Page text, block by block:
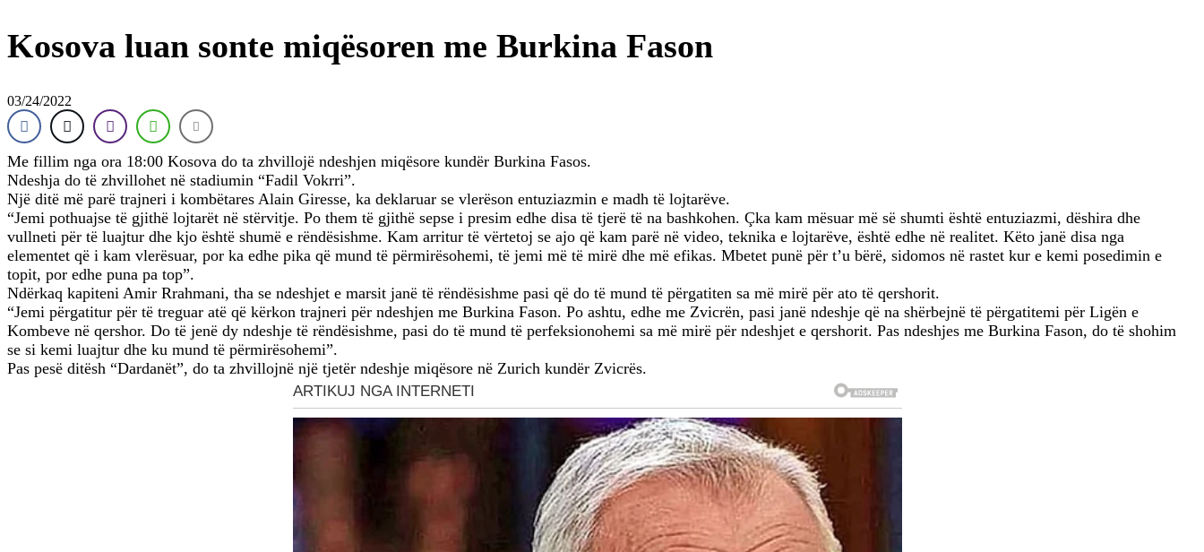
Kosova luan sonte miqësoren me Burkina Fason
03/24/2022
Me fillim nga ora 18:00 Kosova do ta zhvillojë ndeshjen miqësore kundër Burkina Fasos.
Ndeshja do të zhvillohet në stadiumin “Fadil Vokrri”.
Një ditë më parë trajneri i kombëtares Alain Giresse, ka deklaruar se vlerëson entuziazmin e madh të lojtarëve.
“Jemi pothuajse të gjithë lojtarët në stërvitje. Po them të gjithë sepse i presim edhe disa të tjerë të na bashkohen. Çka kam mësuar më së shumti është entuziazmi, dëshira dhe
vullneti për të luajtur dhe kjo është shumë e rëndësishme. Kam arritur të vërtetoj se ajo që kam parë në video, teknika e lojtarëve, është edhe në realitet. Këto janë disa nga
elementet që i kam vlerësuar, por ka edhe pika që mund të përmirësohemi, të jemi më të mirë dhe më efikas. Mbetet punë për t’u bërë, sidomos në rastet kur e kemi posedimin e
topit, por edhe puna pa top”.
Ndërkaq kapiteni Amir Rrahmani, tha se ndeshjet e marsit janë të rëndësishme pasi që do të mund të përgatiten sa më mirë për ato të qershorit.
“Jemi përgatitur për të treguar atë që kërkon trajneri për ndeshjen me Burkina Fason. Po ashtu, edhe me Zvicrën, pasi janë ndeshje që na shërbejnë të përgatitemi për Ligën e
Kombeve në qershor. Do të jenë dy ndeshje të rëndësishme, pasi do të mund të perfeksionohemi sa më mirë për ndeshjet e qershorit. Pas ndeshjes me Burkina Fason, do të shohim
se si kemi luajtur dhe ku mund të përmirësohemi”.
Pas pesë ditësh “Dardanët”, do ta zhvillojnë një tjetër ndeshje miqësore në Zurich kundër Zvicrës.